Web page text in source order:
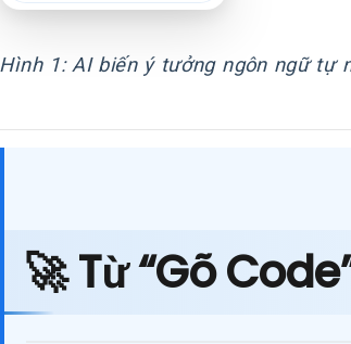
Hình 1: AI biến ý tưởng ngôn ngữ tự
🚀 Từ “Gõ